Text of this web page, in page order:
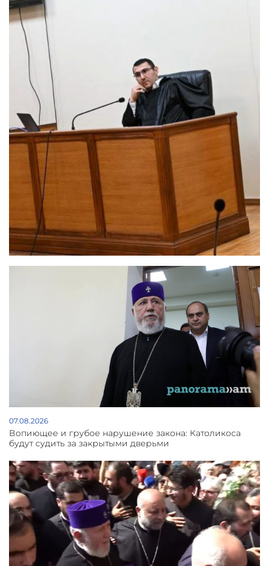
07.08.2026
Вопиющее и грубое нарушение закона: Католикоса
будут судить за закрытыми дверьми